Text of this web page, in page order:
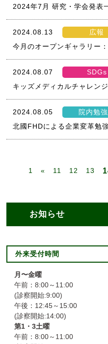
2024年7月 研究・学会発表
2024.08.13
広報
今月のオープンギャラリー
2024.08.07
SDGs
キッズメディカルチャレン
2024.08.05
院内勉
北國FHDによる企業変革勉
1 « 11 12 13
お知らせ
外来受付時間
月〜金曜
午前：8:00～11:00
(診察開始:9:00)
午後：12:45～15:00
(診察開始:14:00)
第1・3土曜
午前：8:00～11:00